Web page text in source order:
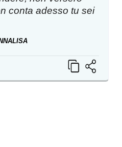
conta adesso tu sei